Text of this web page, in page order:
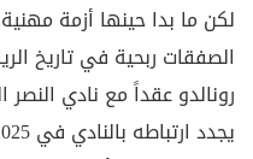
لكن ما بدا حينها أزمة
الصفقات ربحية في تاريخ